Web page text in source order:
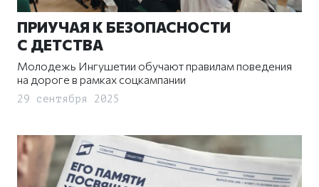
ПРИУЧАЯ К БЕЗОПАСНОСТИ
С ДЕТСТВА
Молодежь Ингушетии обучают правилам поведения
на дороге в рамках соцкампании
29 сентября 2025